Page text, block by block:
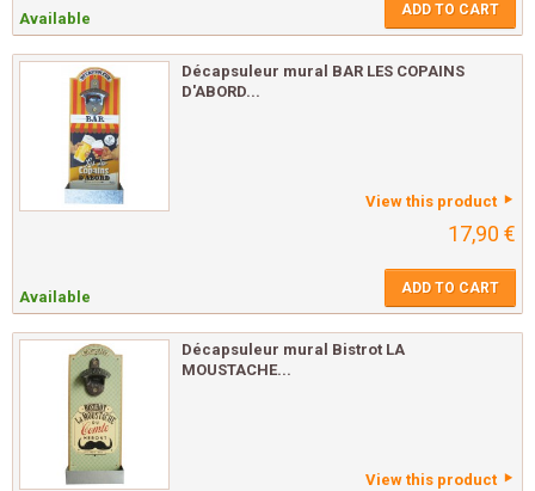
Available ADD TO CART
Décapsuleur mural BAR LES COPAINS
D'ABORD...
View this product
17,90 €
Available ADD TO CART
Décapsuleur mural Bistrot LA
MOUSTACHE...
View this product